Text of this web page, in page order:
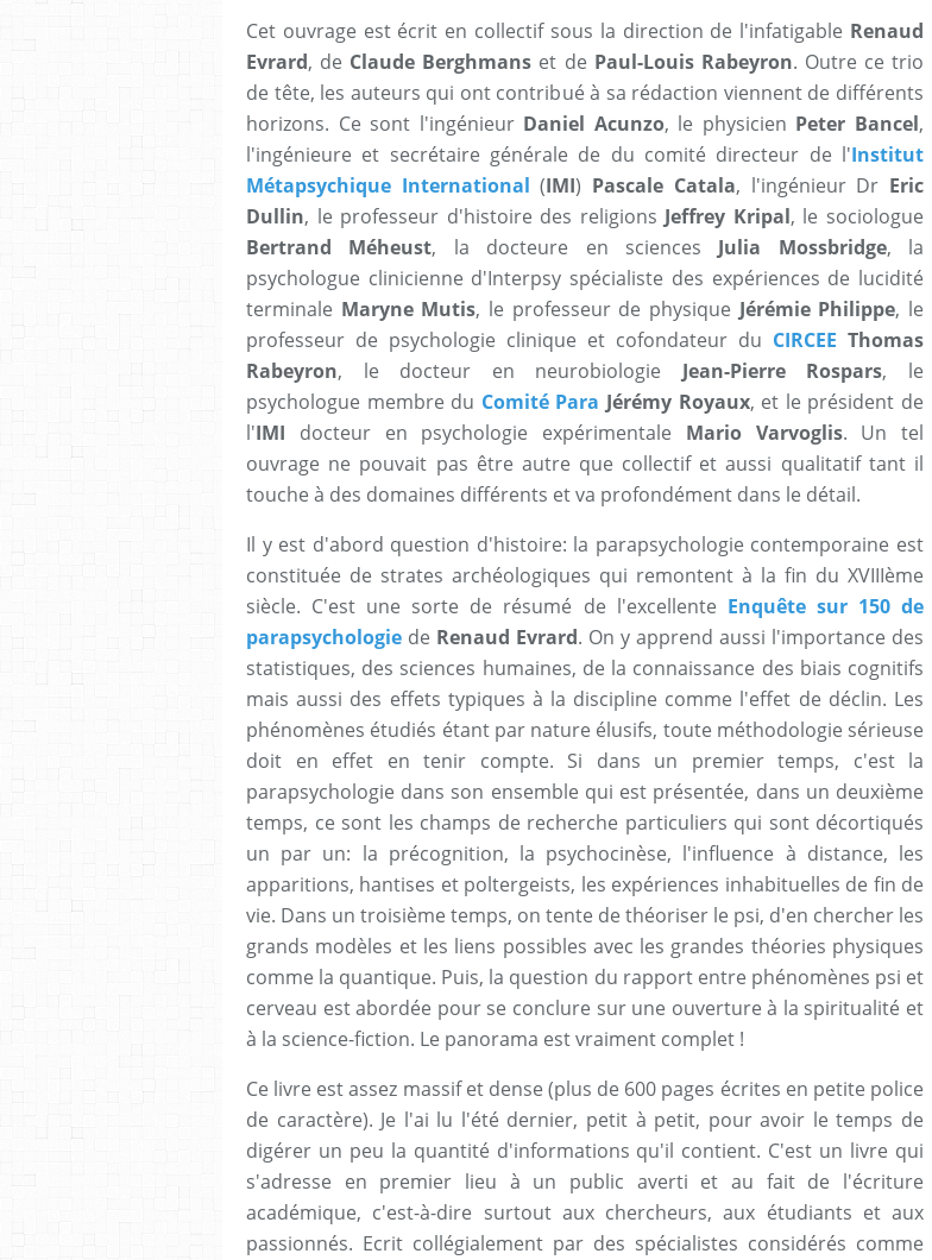
Cet ouvrage est écrit en collectif sous la direction de l'infatigable Renaud
Evrard, de Claude Berghmans et de Paul-Louis Rabeyron. Outre ce trio
de tête, les auteurs qui ont contribué à sa rédaction viennent de différents
horizons. Ce sont l'ingénieur Daniel Acunzo, le physicien Peter Bancel,
l'ingénieure et secrétaire générale de du comité directeur de l'Institut
Métapsychique International (IMI) Pascale Catala, l'ingénieur Dr Eric
Dullin, le professeur d'histoire des religions Jeffrey Kripal, le sociologue
Bertrand Méheust, la docteure en sciences Julia Mossbridge, la
psychologue clinicienne d'Interpsy spécialiste des expériences de lucidité
terminale Maryne Mutis, le professeur de physique Jérémie Philippe, le
professeur de psychologie clinique et cofondateur du CIRCEE Thomas
Rabeyron, le docteur en neurobiologie Jean-Pierre Rospars, le
psychologue membre du Comité Para Jérémy Royaux, et le président de
l'IMI docteur en psychologie expérimentale Mario Varvoglis. Un tel
ouvrage ne pouvait pas être autre que collectif et aussi qualitatif tant il
touche à des domaines différents et va profondément dans le détail.
Il y est d'abord question d'histoire: la parapsychologie contemporaine est
constituée de strates archéologiques qui remontent à la fin du XVIIIème
siècle. C'est une sorte de résumé de l'excellente Enquête sur 150 de
parapsychologie de Renaud Evrard. On y apprend aussi l'importance des
statistiques, des sciences humaines, de la connaissance des biais cognitifs
mais aussi des effets typiques à la discipline comme l'effet de déclin. Les
phénomènes étudiés étant par nature élusifs, toute méthodologie sérieuse
doit en effet en tenir compte. Si dans un premier temps, c'est la
parapsychologie dans son ensemble qui est présentée, dans un deuxième
temps, ce sont les champs de recherche particuliers qui sont décortiqués
un par un: la précognition, la psychocinèse, l'influence à distance, les
apparitions, hantises et poltergeists, les expériences inhabituelles de fin de
vie. Dans un troisième temps, on tente de théoriser le psi, d'en chercher les
grands modèles et les liens possibles avec les grandes théories physiques
comme la quantique. Puis, la question du rapport entre phénomènes psi et
cerveau est abordée pour se conclure sur une ouverture à la spiritualité et
à la science-fiction. Le panorama est vraiment complet !
Ce livre est assez massif et dense (plus de 600 pages écrites en petite police
de caractère). Je l'ai lu l'été dernier, petit à petit, pour avoir le temps de
digérer un peu la quantité d'informations qu'il contient. C'est un livre qui
s'adresse en premier lieu à un public averti et au fait de l'écriture
académique, c'est-à-dire surtout aux chercheurs, aux étudiants et aux
passionnés. Ecrit collégialement par des spécialistes considérés comme